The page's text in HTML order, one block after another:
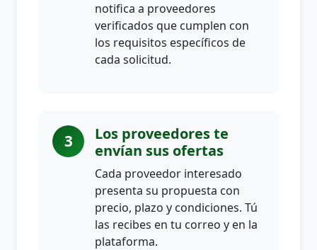
notifica a proveedores
verificados que cumplen con
los requisitos específicos de
cada solicitud.
3
Los proveedores te
envían sus ofertas
Cada proveedor interesado
presenta su propuesta con
precio, plazo y condiciones. Tú
las recibes en tu correo y en la
plataforma.